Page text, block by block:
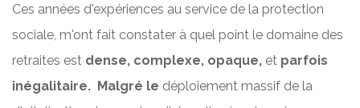
Ces années d'expériences au service de la protection
sociale, m'ont fait constater à quel point le domaine des
retraites est dense, complexe, opaque, et parfois
inégalitaire. Malgré le déploiement massif de la